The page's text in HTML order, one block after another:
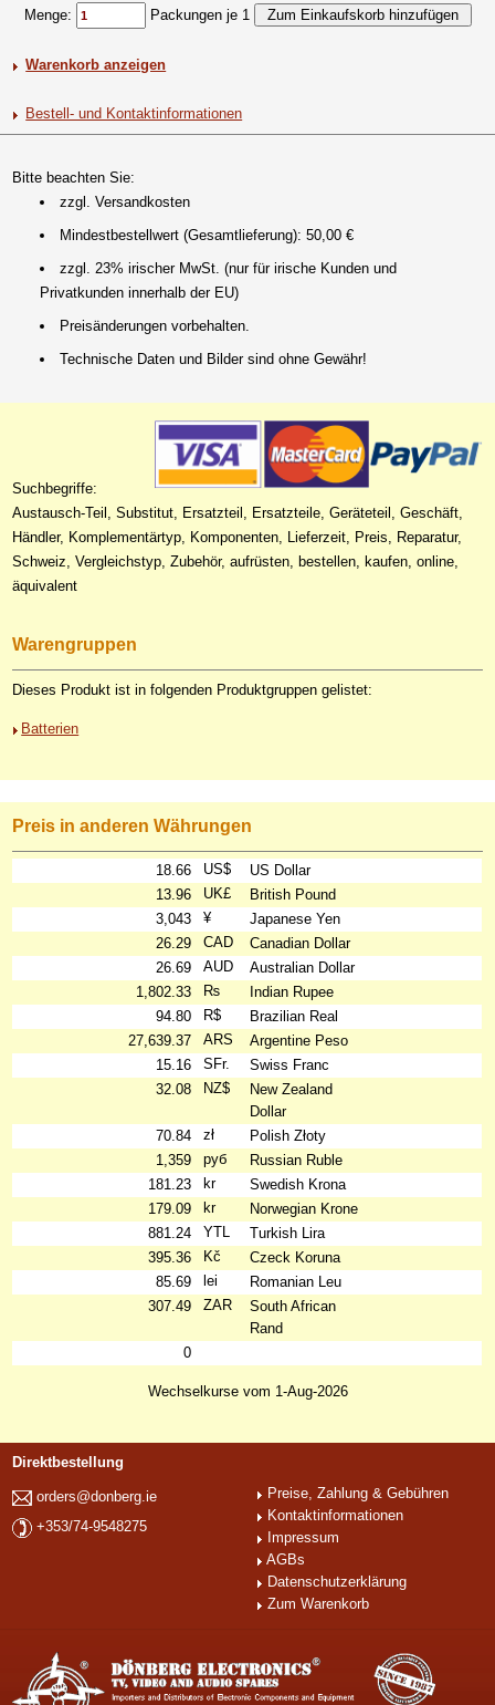
Menge: Packungen je 1
Warenkorb anzeigen
Bestell- und Kontaktinformationen
Bitte beachten Sie:
zzgl. Versandkosten
Mindestbestellwert (Gesamtlieferung): 50,00 €
zzgl. 23% irischer MwSt. (nur für irische Kunden und
Privatkunden innerhalb der EU)
Preisänderungen vorbehalten.
Technische Daten und Bilder sind ohne Gewähr!
Suchbegriffe:
Austausch-Teil, Substitut, Ersatzteil, Ersatzteile, Geräteteil, Geschäft,
Händler, Komplementärtyp, Komponenten, Lieferzeit, Preis, Reparatur,
Schweiz, Vergleichstyp, Zubehör, aufrüsten, bestellen, kaufen, online,
äquivalent
Warengruppen
Dieses Produkt ist in folgenden Produktgruppen gelistet:
Batterien
Preis in anderen Währungen
18.66 US$
US Dollar
13.96
UK£
British Pound
3,043
¥
Japanese Yen
26.29
CAD
Canadian Dollar
26.69
AUD
Australian Dollar
1,802.33
₨
Indian Rupee
94.80
R$
Brazilian Real
27,639.37
ARS
Argentine Peso
15.16
SFr.
Swiss Franc
32.08
NZ$
New Zealand
Dollar
70.84
zł
Polish Złoty
1,359
руб
Russian Ruble
181.23
kr
Swedish Krona
179.09
kr
Norwegian Krone
881.24
YTL
Turkish Lira
395.36
Kč
Czeck Koruna
85.69
lei
Romanian Leu
307.49
ZAR
South African
Rand
0
Wechselkurse vom 1-Aug-2026
Direktbestellung
orders@donberg.ie
+353/74-9548275
Preise, Zahlung & Gebühren
Kontaktinformationen
Impressum
AGBs
Datenschutzerklärung
Zum Warenkorb